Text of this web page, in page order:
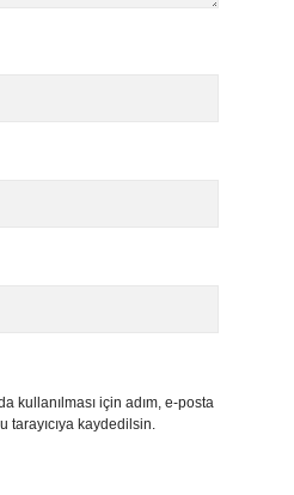
kullanılması için adım, e-posta
tarayıcıya kaydedilsin.